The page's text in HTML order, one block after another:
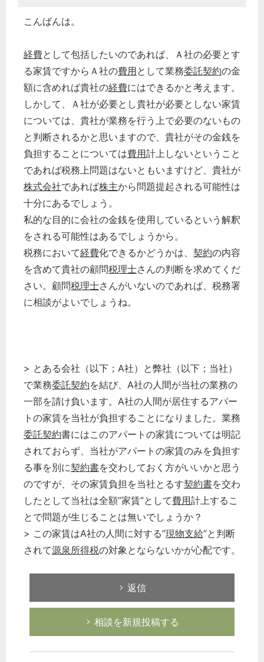
こんばんは。
経費として包括したいのであれば、Ａ社の必要とす
る家賃ですからＡ社の費用として業務委託契約の金
額に含めれば貴社の経費にはできるかと考えます。
しかして、Ａ社が必要とし貴社が必要としない家賃
については、貴社が業務を行う上で必要のないもの
と判断されるかと思いますので、貴社がその金銭を
負担することについては費用計上しないということ
であれば税務上問題はないともいますけど、貴社が
株式会社であれば株主から問題提起される可能性は
十分にあるでしょう。
私的な目的に会社の金銭を使用しているという解釈
をされる可能性はあるでしょうから。
税務において経費化できるかどうかは、 契約の内容
を含めて貴社の顧問税理士さんの判断を求めてくだ
さい。顧問税理士さんがいないのであれば、税務署
に相談がよいでしょうね。
> とある会社（以下；A社）と弊社（以下；当社）
で業務委託契約を結び、A社の人間が当社の業務の
一部を請け負います。A社の人間が居住するアパー
トの家賃を当社が負担することになりました。業務
委託契約書にはこのアパートの家賃については明記
されておらず、当社がアパートの家賃のみを負担す
る事を別に契約書を交わしておく方がいいかと思う
のですが、その家賃負担を当社とるす契約書を交わ
したとして当社は全額”家賃”として費用計上するこ
とで問題が生じることは無いでしょうか？
> この家賃はA社の人間に対する”現物支給”と判断
されて源泉所得税の対象とならないかが心配です。
返信
相談を新規投稿する